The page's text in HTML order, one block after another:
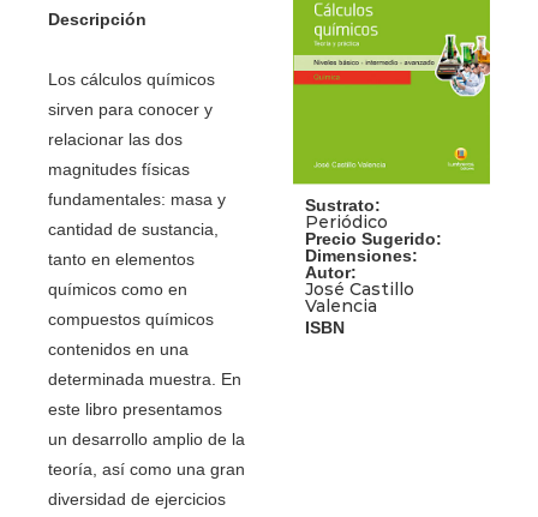
Descripción
Los cálculos químicos
sirven para conocer y
relacionar las dos
magnitudes físicas
fundamentales: masa y
cantidad de sustancia,
tanto en elementos
químicos como en
compuestos químicos
contenidos en una
determinada muestra. En
este libro presentamos
un desarrollo amplio de la
teoría, así como una gran
diversidad de ejercicios
Sustrato:
Periódico
Precio Sugerido:
Dimensiones:
Autor:
José Castillo
Valencia
ISBN